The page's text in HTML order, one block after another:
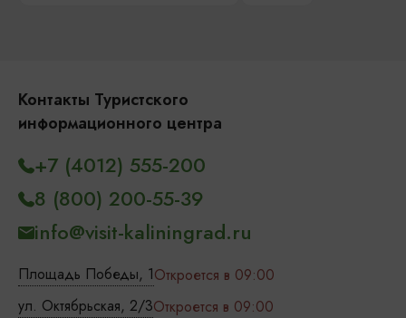
Контакты Туристского
информационного центра
Площадь Победы, 1Откроется в 09:00
ул. Октябрьская, 2/3Откроется в 09:00
+7 (4012) 555-200
8 (800) 200-55-39
info@visit-kaliningrad.ru